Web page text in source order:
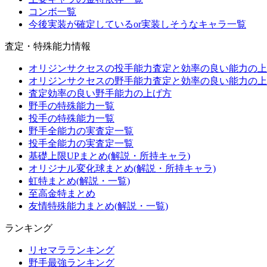
コンボ一覧
今後実装が確定しているor実装しそうなキャラ一覧
査定・特殊能力情報
オリジンサクセスの投手能力査定と効率の良い能力の
オリジンサクセスの野手能力査定と効率の良い能力の
査定効率の良い野手能力の上げ方
野手の特殊能力一覧
投手の特殊能力一覧
野手全能力の実査定一覧
投手全能力の実査定一覧
基礎上限UPまとめ(解説・所持キャラ)
オリジナル変化球まとめ(解説・所持キャラ)
虹特まとめ(解説・一覧)
至高金特まとめ
友情特殊能力まとめ(解説・一覧)
ランキング
リセマラランキング
野手最強ランキング